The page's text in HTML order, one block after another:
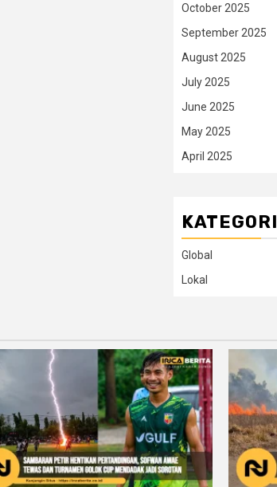
October 2025
September 2025
August 2025
July 2025
June 2025
May 2025
April 2025
KATEGORI
Global
Lokal